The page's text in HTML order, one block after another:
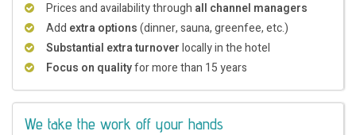
Prices and availability through all channel managers
Add extra options(dinner, sauna, greenfee, etc.)
Substantial extra turnoverlocally in the hotel
Focus on qualityfor more than 15 years
We take the work off your hands